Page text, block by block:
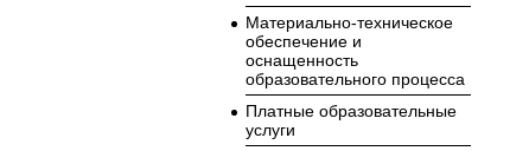
Материально-техническое
обеспечение и
оснащенность
образовательного процесса
Платные образовательные
услуги